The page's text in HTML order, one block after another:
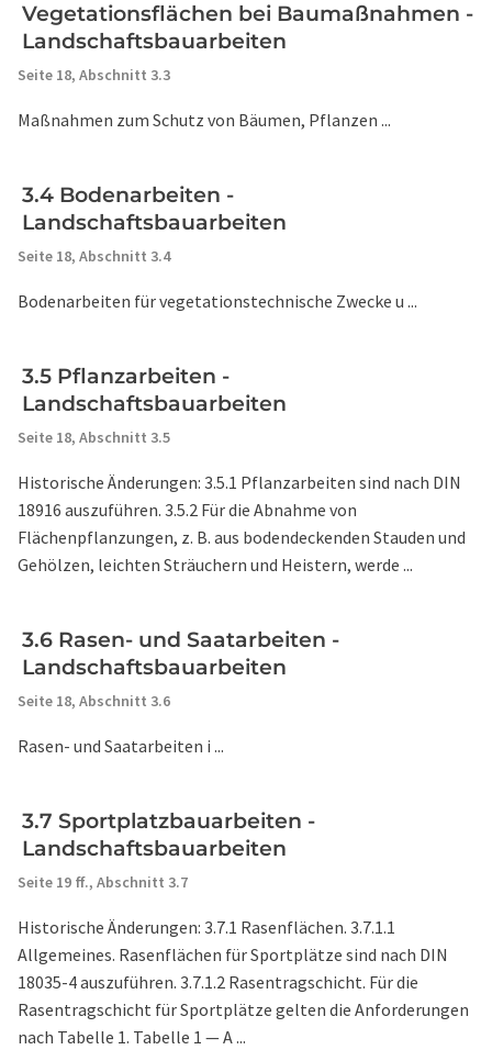
Vegetationsflächen bei Baumaßnahmen -
Landschaftsbauarbeiten
Seite 18, Abschnitt 3.3
Maßnahmen zum Schutz von Bäumen, Pflanzen ...
3.4 Bodenarbeiten -
Landschaftsbauarbeiten
Seite 18, Abschnitt 3.4
Bodenarbeiten für vegetationstechnische Zwecke u ...
3.5 Pflanzarbeiten -
Landschaftsbauarbeiten
Seite 18, Abschnitt 3.5
Historische Änderungen: 3.5.1 Pflanzarbeiten sind nach DIN
18916 auszuführen. 3.5.2 Für die Abnahme von
Flächenpflanzungen, z. B. aus bodendeckenden Stauden und
Gehölzen, leichten Sträuchern und Heistern, werde ...
3.6 Rasen- und Saatarbeiten -
Landschaftsbauarbeiten
Seite 18, Abschnitt 3.6
Rasen- und Saatarbeiten i ...
3.7 Sportplatzbauarbeiten -
Landschaftsbauarbeiten
Seite 19 ff., Abschnitt 3.7
Historische Änderungen: 3.7.1 Rasenflächen. 3.7.1.1
Allgemeines. Rasenflächen für Sportplätze sind nach DIN
18035-4 auszuführen. 3.7.1.2 Rasentragschicht. Für die
Rasentragschicht für Sportplätze gelten die Anforderungen
nach Tabelle 1. Tabelle 1 — A ...